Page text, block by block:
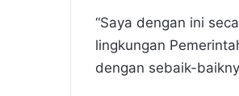
“Saya dengan ini
lingkungan
dengan sebaik-